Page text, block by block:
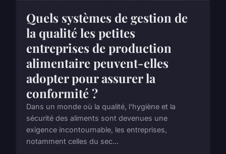
Quels systèmes de gestion de
la qualité les petites
entreprises de production
alimentaire peuvent-elles
adopter pour assurer la
conformité ?
Dans un monde où la qualité, l'hygiène et la
sécurité des aliments sont devenues une
exigence incontournable, les entreprises,
notamment celles du sec...